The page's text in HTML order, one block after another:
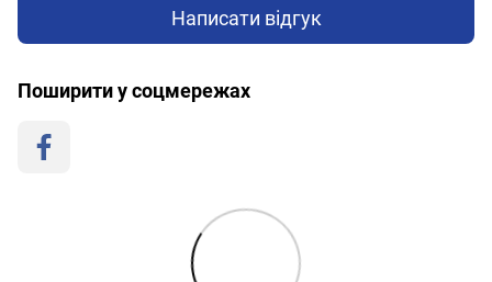
Написати відгук
Поширити у соцмережах